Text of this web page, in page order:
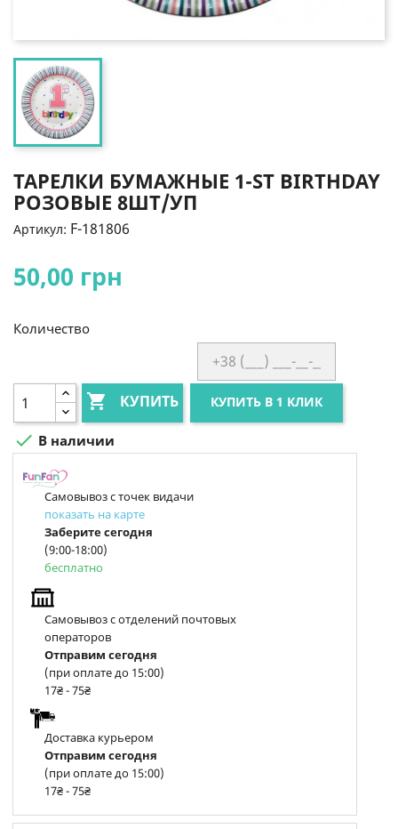
ТАРЕЛКИ БУМАЖНЫЕ 1-ST BIRTHDAY
РОЗОВЫЕ 8ШТ/УП
Артикул: F-181806
50,00 грн
Количество
 КУПИТЬ КУПИТЬ В 1 КЛИК
 В наличии
Самовывоз с точек видачи
показать на карте
Заберите сегодня
(9:00-18:00)
бесплатно
Самовывоз с отделений почтовых
операторов
Отправим сегодня
(при оплате до 15:00)
17₴ - 75₴
Доставка курьером
Отправим сегодня
(при оплате до 15:00)
17₴ - 75₴